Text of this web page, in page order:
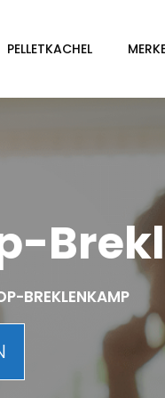
PELLETKACHEL
BREKLENKAMP